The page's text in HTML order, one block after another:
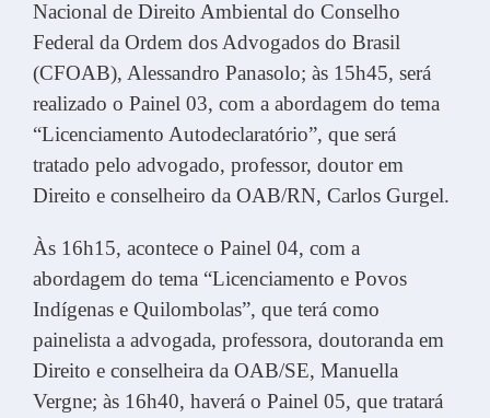
Nacional de Direito Ambiental do Conselho
Federal da Ordem dos Advogados do Brasil
(CFOAB), Alessandro Panasolo; às 15h45, será
realizado o Painel 03, com a abordagem do tema
“Licenciamento Autodeclaratório”, que será
tratado pelo advogado, professor, doutor em
Direito e conselheiro da OAB/RN, Carlos Gurgel.
Às 16h15, acontece o Painel 04, com a
abordagem do tema “Licenciamento e Povos
Indígenas e Quilombolas”, que terá como
painelista a advogada, professora, doutoranda em
Direito e conselheira da OAB/SE, Manuella
Vergne; às 16h40, haverá o Painel 05, que tratará